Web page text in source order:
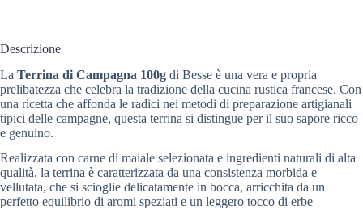
Descrizione
La Terrina di Campagna 100g di Besse è una vera e propria
prelibatezza che celebra la tradizione della cucina rustica francese. Con
una ricetta che affonda le radici nei metodi di preparazione artigianali
tipici delle campagne, questa terrina si distingue per il suo sapore ricco
e genuino.
Realizzata con carne di maiale selezionata e ingredienti naturali di alta
qualità, la terrina è caratterizzata da una consistenza morbida e
vellutata, che si scioglie delicatamente in bocca, arricchita da un
perfetto equilibrio di aromi speziati e un leggero tocco di erbe